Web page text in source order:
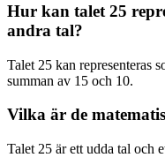
Hur kan talet 25
andra tal?
Talet 25 kan representeras
summan av 15 och 10.
Vilka är de
Talet 25 är ett udda tal och